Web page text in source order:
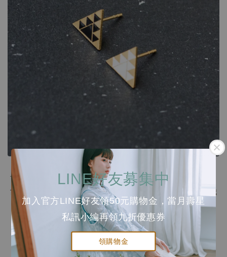
LINE好友募集中
加入官方LINE好友領50元購物金，當月壽星
私訊小編再領九折優惠券
領購物金
神秘預言
世界本來只是無終止的空間，沒有頭尾、沒有時間、沒有生命。
當我們進入這一輪人類的輪迴，我們與生俱來的偉大潛能將從我
們的光
與靈中釋放出來。
能夠在這個時候生活在地球上的人是最幸運的，此時一切物質